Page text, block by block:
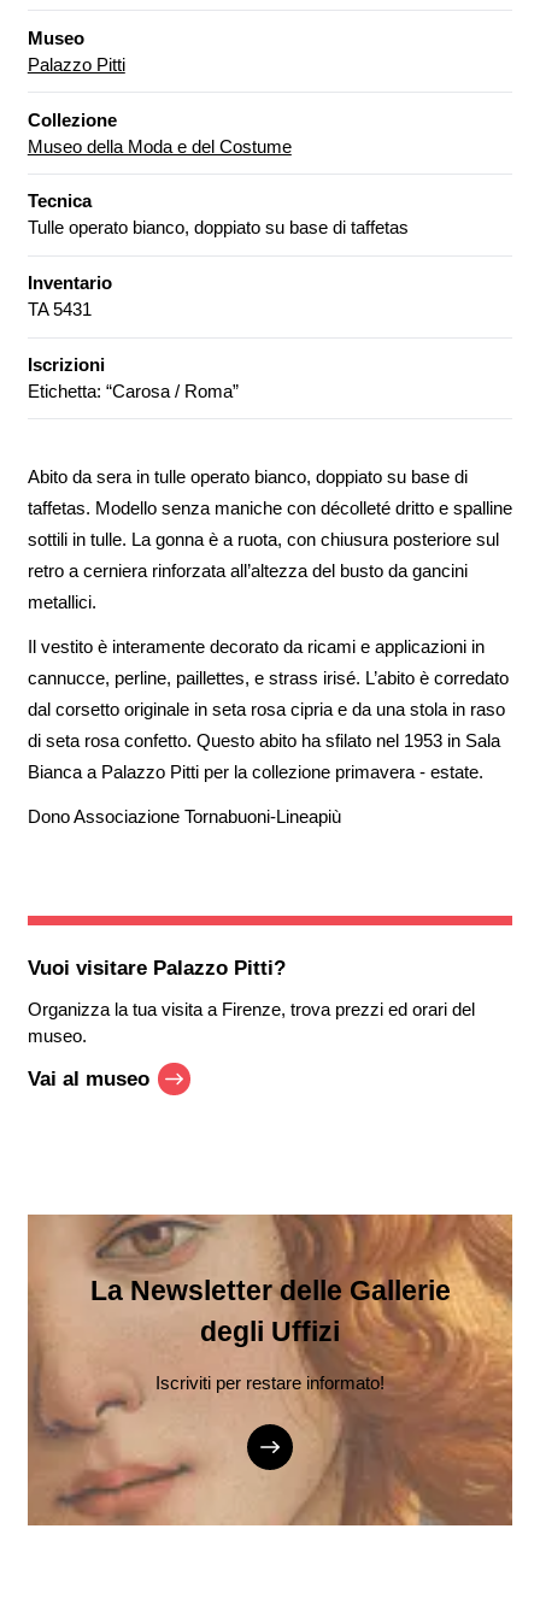
Museo
Palazzo Pitti
Collezione
Museo della Moda e del Costume
Tecnica
Tulle operato bianco, doppiato su base di taffetas
Inventario
TA 5431
Iscrizioni
Etichetta: “Carosa / Roma”
Abito da sera in tulle operato bianco, doppiato su base di
taffetas. Modello senza maniche con décolleté dritto e spalline
sottili in tulle. La gonna è a ruota, con chiusura posteriore sul
retro a cerniera rinforzata all’altezza del busto da gancini
metallici.
Il vestito è interamente decorato da ricami e applicazioni in
cannucce, perline, paillettes, e strass irisé. L’abito è corredato
dal corsetto originale in seta rosa cipria e da una stola in raso
di seta rosa confetto. Questo abito ha sfilato nel 1953 in Sala
Bianca a Palazzo Pitti per la collezione primavera - estate.
Dono Associazione Tornabuoni-Lineapiù
Vuoi visitare Palazzo Pitti?
Organizza la tua visita a Firenze, trova prezzi ed orari del
museo.
Vai al museo
La Newsletter delle Gallerie
degli Uffizi
Iscriviti per restare informato!